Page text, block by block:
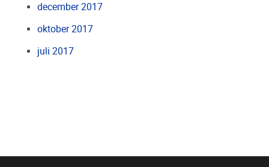
december 2017
oktober 2017
juli 2017